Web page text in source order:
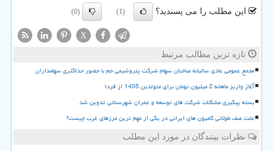
این مطلب را می پسندید؟ (1)
(0)
X
تازه ترین مطالب مرتبط
مجمع عمومی عادی سالیانه صاحبان سهام شرکت پتروشیمی جم با حضور حداکثری سهامداران
آغاز واریز ماهانه 2 میلیون تومان برای متولدین 1405 از فردا
بسته پیگیری مشکلات شرکت های توسعه و عمران شهرستانی تدوین شد
علت صف طولانی کامیون های ایرانی در یکی از مهم ترین مرزهای غرب چیست؟
نظرات بینندگان در مورد این مطلب